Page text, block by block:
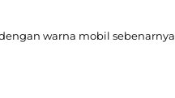
warna mobil sebenarnya